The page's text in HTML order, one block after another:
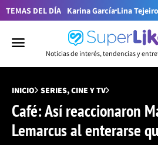
TEMAS DEL DÍA Karina García Lina Tejeiro
Noticias de interés, tendencias y
INICIO SERIES, CINE Y TV
Café: Así reaccionaron
Lemarcus al enterarse